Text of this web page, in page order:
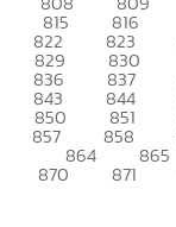
815 816
822 823
829 830
836 837
843 844
850 851
857 858
864 865
870 871